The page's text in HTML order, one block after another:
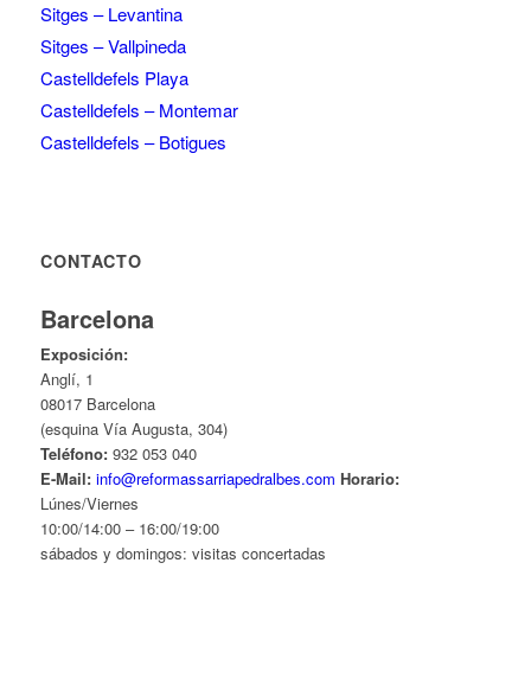
Sitges – Levantina
Sitges – Vallpineda
Castelldefels Playa
Castelldefels – Montemar
Castelldefels – Botigues
CONTACTO
Barcelona
Exposición:
Anglí, 1
08017 Barcelona
(esquina Vía Augusta, 304)
Teléfono:932 053 040
E-Mail: info@reformassarriapedralbes.com Horario:
Lúnes/Viernes
10:00/14:00 – 16:00/19:00
sábados y domingos: visitas concertadas